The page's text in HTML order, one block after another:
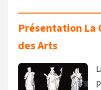
Présentation La
des Arts